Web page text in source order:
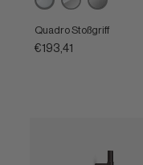
ChromChrom
/
Satiniertes
Chrom
Chrom
Quadro Stoßgriff
€193,41